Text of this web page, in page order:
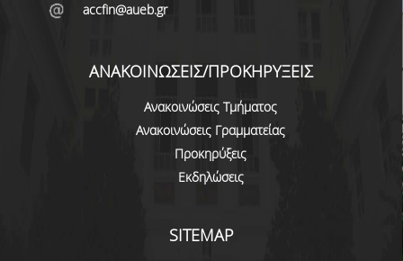
ΒΙΒΛΙΟΘΗΚΗ
E-ΓΡΑΜΜΑΤΕΙΑ
ΔΩΡΕΑΝ ΔΙΑΘΕΣΗ MICROSOFT WINDOWS -
accfin@aueb.gr
ΑΝΑΚΟΙΝΩΣΕΙΣ/ΠΡΟΚΗΡΥΞΕΙΣ
Ανακοινώσεις Τμήματος
Ανακοινώσεις Γραμματείας
Προκηρύξεις
Εκδηλώσεις
SITEMAP